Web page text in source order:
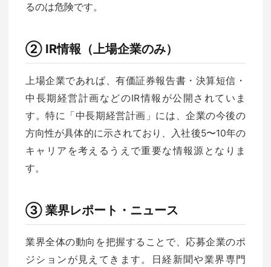
るのは危険です。
② IR情報（上場企業のみ）
上場企業であれば、有価証券報告書・決算短信・
中長期経営計画などのIR情報が公開されていま
す。特に「中長期経営計画」には、企業の今後の
方向性が具体的に示されており、入社後5〜10年の
キャリアを考えるうえで重要な情報源となりま
す。
③ 業界レポート・ニュース
業界全体の動向を把握することで、応募企業のポ
ジションが見えてきます。日経新聞や業界専門